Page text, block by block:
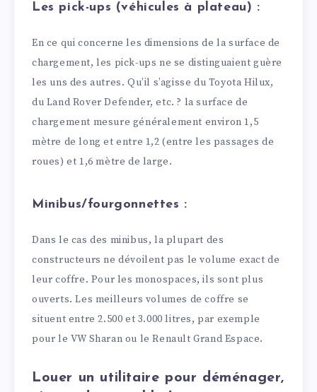
Les pick-ups (véhicules à plateau) :
En ce qui concerne les dimensions de la surface de
chargement, les pick-ups ne se distinguaient guère
les uns des autres. Qu’il s’agisse du Toyota Hilux,
du Land Rover Defender, etc. ? la surface de
chargement mesure généralement environ 1,5
mètre de long et entre 1,2 (entre les passages de
roues) et 1,6 mètre de large.
Minibus/fourgonnettes :
Dans le cas des minibus, la plupart des
constructeurs ne dévoilent pas le volume exact de
leur coffre. Pour les monospaces, ils sont plus
ouverts. Les meilleurs volumes de coffre se
situent entre 2.500 et 3.000 litres, par exemple
pour le VW Sharan ou le Renault Grand Espace.
Louer un utilitaire pour déménager,